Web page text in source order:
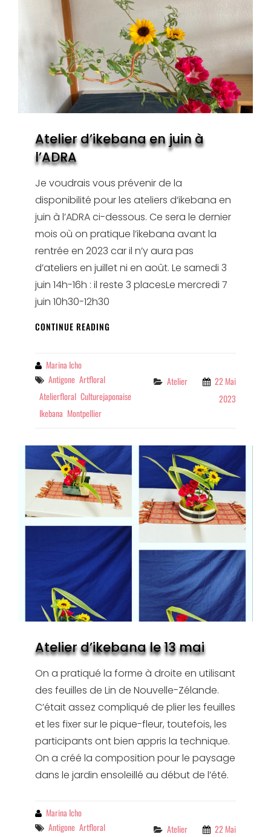
Atelier d’ikebana en juin à
l’ADRA
Je voudrais vous prévenir de la
disponibilité pour les ateliers d‘ikebana en
juin à l’ADRA ci-dessous. Ce sera le dernier
mois où on pratique l’ikebana avant la
rentrée en 2023 car il n’y aura pas
d’ateliers en juillet ni en août. Le samedi 3
juin 14h-16h : il reste 3 placesLe mercredi 7
juin 10h30-12h30
CONTINUE READING
By Marina Icho
Tags
Antigone Artfloral
Atelierfloral Culturejaponaise
Ikebana Montpellier
Categories
Atelier
22 Mai
2023
Atelier d’ikebana le 13 mai
On a pratiqué la forme à droite en utilisant
des feuilles de Lin de Nouvelle-Zélande.
C’était assez compliqué de plier les feuilles
et les fixer sur le pique-fleur, toutefois, les
participants ont bien appris la technique.
On a créé la composition pour le paysage
dans le jardin ensoleillé au début de l’été.
By Marina Icho
Tags
Antigone Artfloral
Categories
Atelier
22 Mai